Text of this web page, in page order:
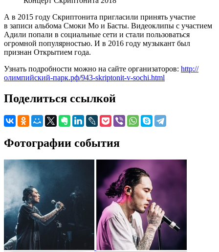
А в 2015 году Скриптонита пригласили принять участие
в записи альбома Смоки Мо и Басты. Видеоклипы с участием
Адили попали в социальные сети и стали пользоваться
огромной популярностью. И в 2016 году музыкант был
признан Открытием года.
Узнать подробности можно на сайте организаторов: http://
олимпийский-парк.рф/943-skriptonit-v-sochi.html
Поделиться ссылкой
Фотографии события